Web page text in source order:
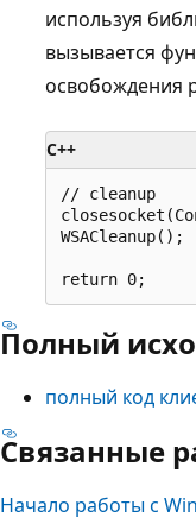
используя
вызывается
освобождения
C++
// cleanup
WSACleanup();
Полный
полный код
Связанные
Начало работы с